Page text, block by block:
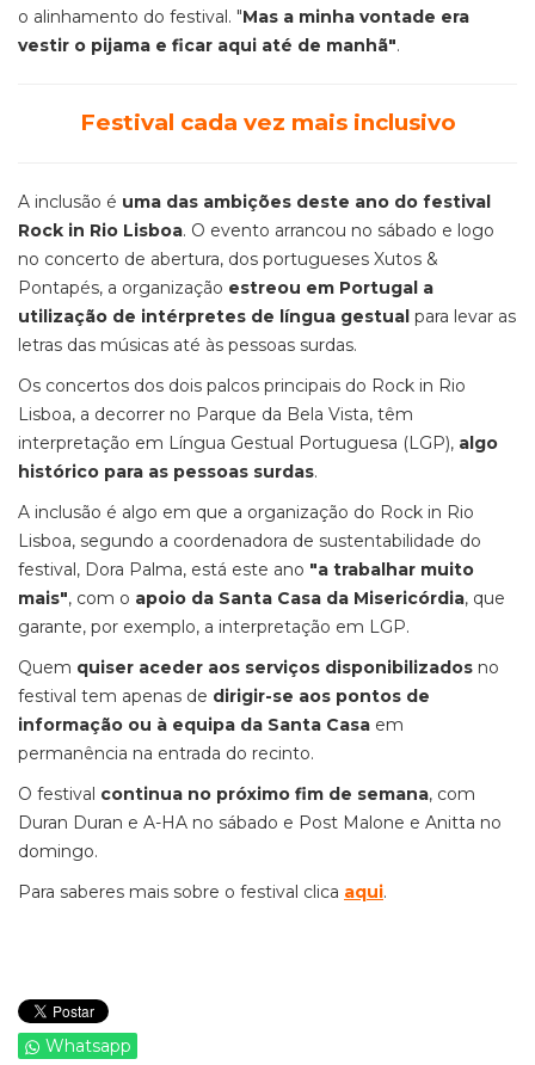
o alinhamento do festival. "Mas a minha vontade era
vestir o pijama e ficar aqui até de manhã".
Festival cada vez mais inclusivo
A inclusão é uma das ambições deste ano do festival
Rock in Rio Lisboa. O evento arrancou no sábado e logo
no concerto de abertura, dos portugueses Xutos &
Pontapés, a organização estreou em Portugal a
utilização de intérpretes de língua gestual para levar as
letras das músicas até às pessoas surdas.
Os concertos dos dois palcos principais do Rock in Rio
Lisboa, a decorrer no Parque da Bela Vista, têm
interpretação em Língua Gestual Portuguesa (LGP), algo
histórico para as pessoas surdas.
A inclusão é algo em que a organização do Rock in Rio
Lisboa, segundo a coordenadora de sustentabilidade do
festival, Dora Palma, está este ano "a trabalhar muito
mais", com o apoio da Santa Casa da Misericórdia, que
garante, por exemplo, a interpretação em LGP.
Quem quiser aceder aos serviços disponibilizados no
festival tem apenas de dirigir-se aos pontos de
informação ou à equipa da Santa Casa em
permanência na entrada do recinto.
O festival continua no próximo fim de semana, com
Duran Duran e A-HA no sábado e Post Malone e Anitta no
domingo.
Para saberes mais sobre o festival clica aqui.
Whatsapp